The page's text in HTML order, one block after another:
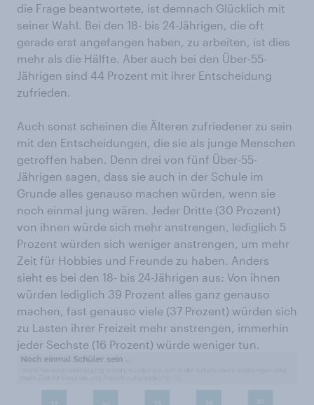
die Frage beantwortete, ist demnach Glücklich mit
seiner Wahl. Bei den 18- bis 24-Jährigen, die oft
gerade erst angefangen haben, zu arbeiten, ist dies
mehr als die Hälfte. Aber auch bei den Über-55-
Jährigen sind 44 Prozent mit ihrer Entscheidung
zufrieden.
Auch sonst scheinen die Älteren zufriedener zu sein
mit den Entscheidungen, die sie als junge Menschen
getroffen haben. Denn drei von fünf Über-55-
Jährigen sagen, dass sie auch in der Schule im
Grunde alles genauso machen würden, wenn sie
noch einmal jung wären. Jeder Dritte (30 Prozent)
von ihnen würde sich mehr anstrengen, lediglich 5
Prozent würden sich weniger anstrengen, um mehr
Zeit für Hobbies und Freunde zu haben. Anders
sieht es bei den 18- bis 24-Jährigen aus: Von ihnen
würden lediglich 39 Prozent alles ganz genauso
machen, fast genauso viele (37 Prozent) würden sich
zu Lasten ihrer Freizeit mehr anstrengen, immerhin
jeder Sechste (16 Prozent) würde weniger tun.